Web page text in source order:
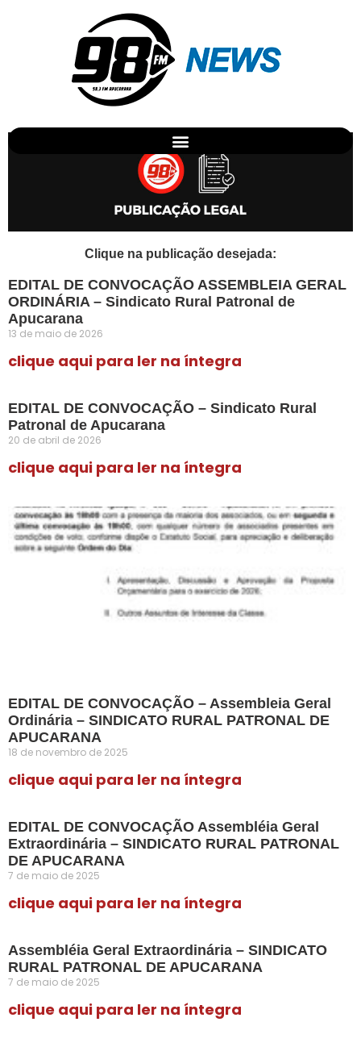
PUBLICAÇÃO LEGAL
Clique na publicação desejada:
EDITAL DE CONVOCAÇÃO ASSEMBLEIA GERAL
ORDINÁRIA – Sindicato Rural Patronal de
Apucarana
13 de maio de 2026
clique aqui para ler na íntegra
EDITAL DE CONVOCAÇÃO – Sindicato Rural
Patronal de Apucarana
20 de abril de 2026
clique aqui para ler na íntegra
EDITAL DE CONVOCAÇÃO – Assembleia Geral
Ordinária – SINDICATO RURAL PATRONAL DE
APUCARANA
18 de novembro de 2025
clique aqui para ler na íntegra
EDITAL DE CONVOCAÇÃO Assembléia Geral
Extraordinária – SINDICATO RURAL PATRONAL
DE APUCARANA
7 de maio de 2025
clique aqui para ler na íntegra
Assembléia Geral Extraordinária – SINDICATO
RURAL PATRONAL DE APUCARANA
7 de maio de 2025
clique aqui para ler na íntegra